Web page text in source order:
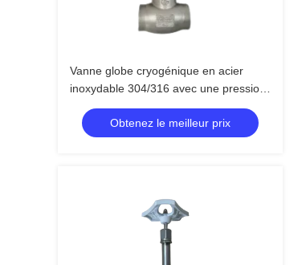
Vanne globe cryogénique en acier
inoxydable 304/316 avec une pression
maximale de 5,0 MPa et une plage de
température de -196°C à +80°C
Obtenez le meilleur prix